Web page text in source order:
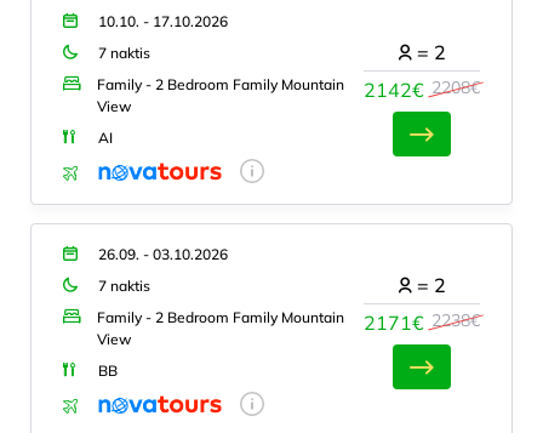
10.10. - 17.10.2026
7 naktis
Family - 2 Bedroom Family Mountain
View
AI
2142€ 2208€
= 2
26.09. - 03.10.2026
7 naktis
Family - 2 Bedroom Family Mountain
View
BB
2171€ 2238€
= 2